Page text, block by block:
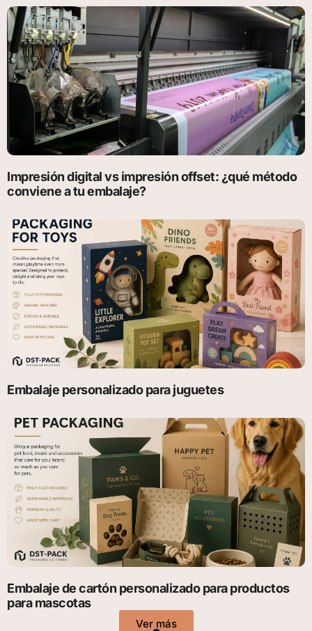
Impresión digital vs impresión offset: ¿qué método
conviene a tu embalaje?
Embalaje personalizado para juguetes
Embalaje de cartón personalizado para productos
para mascotas
Ver más